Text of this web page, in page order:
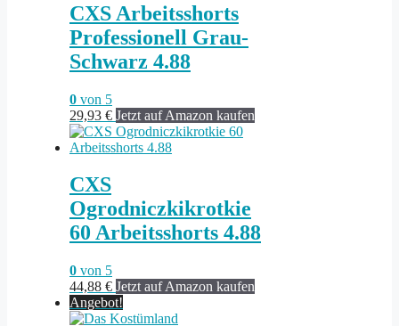
CXS Arbeitsshorts
Professionell Grau-
Schwarz 4.88
0 von 5
29,93 € Jetzt auf Amazon kaufen
CXS
Ogrodniczkikrotkie
60 Arbeitsshorts 4.88
0 von 5
44,88 € Jetzt auf Amazon kaufen
Angebot!